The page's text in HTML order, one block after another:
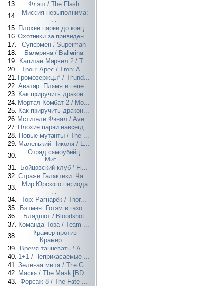
13.
Флэш / The Flash
14.
Миссия невыполнима:
...
15. Плохие парни до конц...
16. Охотники за привиден...
17.
Супермен / Superman
18.
Балерина / Ballerina
19. Капитан Марвел 2 / T...
20.
Трон: Арес / Tron: A...
21. Громовержцы* / Thund...
22. Аватар: Пламя и пепе...
23. Как приручить дракон...
24. Мортал Комбат 2 / Mo...
25. Как приручить дракон...
26. Мстители Финал / Ave...
27. Плохие парни навсегд...
28. Новые мутанты / The ...
29. Маленький Николя / L...
30.
Отряд самоубийц:
Мис...
31.
Бойцовский клуб / Fi...
32. Стражи Галактики. Ча...
33.
Мир Юрского периода
...
34.
Тор: Рагнарёк / Thor...
35.
Бэтмен: Готэм в газо...
36.
Бладшот / Bloodshot
37. Команда Тора / Team ...
38.
Крамер против
Крамер...
39.
Время танцевать / A ...
40. 1+1 / Неприкасаемые ...
41. Зеленая миля / The G...
42. Маска / The Mask [BD...
43. Форсаж 8 / The Fate ...